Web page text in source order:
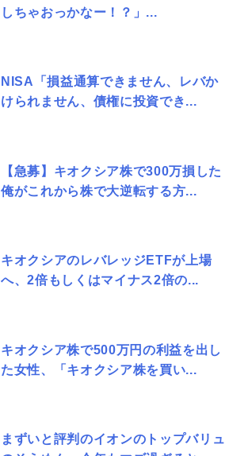
しちゃおっかなー！？」...
NISA「損益通算できません、レバか
けられません、債権に投資でき...
【急募】キオクシア株で300万損した
俺がこれから株で大逆転する方...
キオクシアのレバレッジETFが上場
へ、2倍もしくはマイナス2倍の...
キオクシア株で500万円の利益を出し
た女性、「キオクシア株を買い...
まずいと評判のイオンのトップバリュ